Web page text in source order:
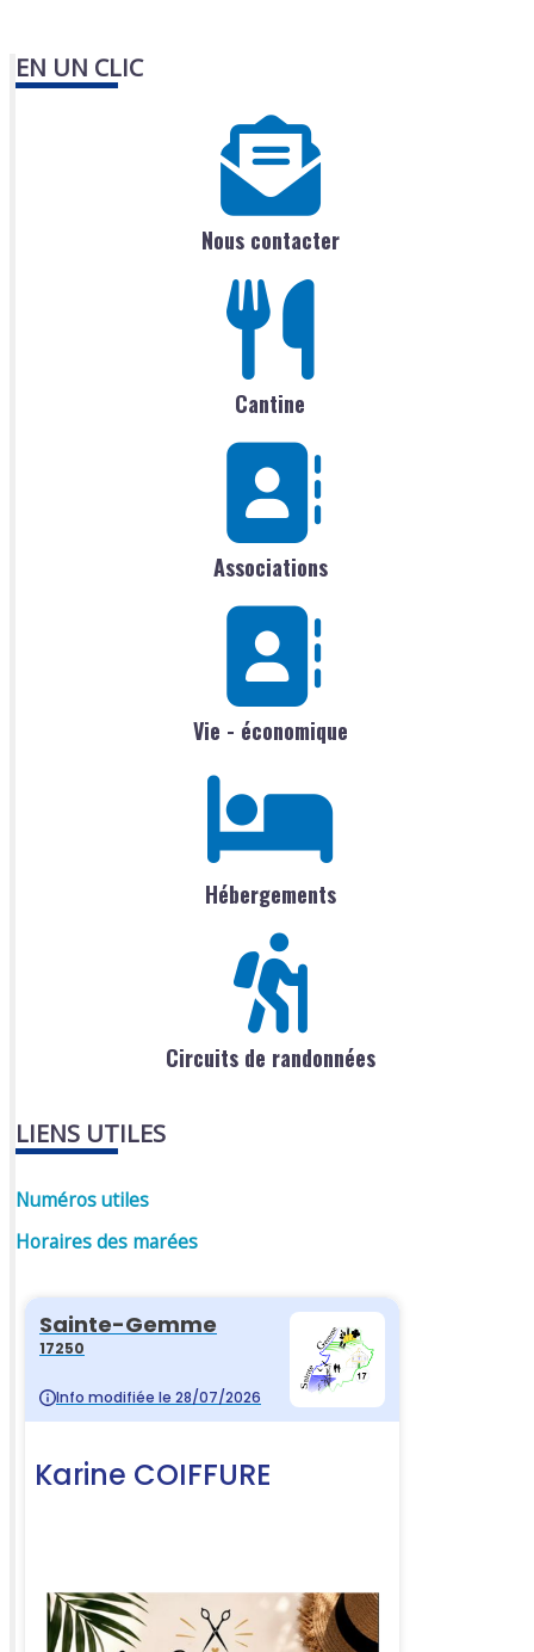
EN UN CLIC
Nous contacter
Cantine
Associations
Vie - économique
Hébergements
Circuits de randonnées
LIENS UTILES
Numéros utiles
Horaires des marées